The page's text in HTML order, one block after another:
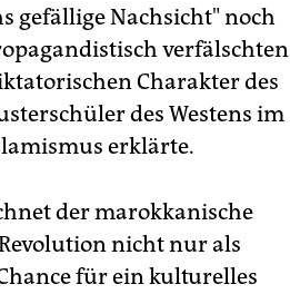
gefällige Nachsicht" noch
verfälschten
Charakter des
des Westens im
erklärte.
der marokkanische
nicht nur als
für ein kulturelles